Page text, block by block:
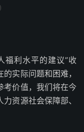
)
福利水平的建议”收
实际问题和困难，
考价值，我们将在今
资源社会保障部、